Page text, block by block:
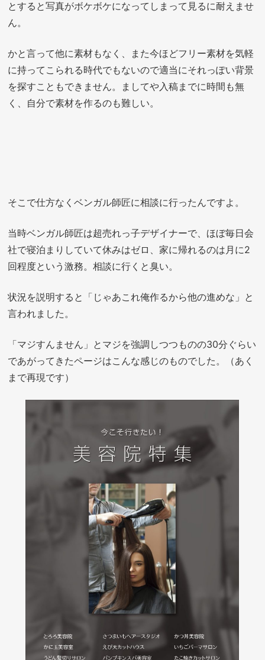
とすると写真がボケボケになってしまって見るに耐えませ
ん。
かと言って他に素材もなく、また今ほどフリー素材を気軽
に持ってこられる時代でもないので適当にそれっぽい背景
を探すこともできません。ましてや入稿までに時間も無
く、自分で素材を作るのも難しい。
そこで仕方なくベンガル師匠に相談に行ったんですよ。
当時ベンガル師匠は超売れっ子デザイナーで、ほぼ毎日会
社で寝泊まりしていて休みはゼロ、家に帰れるのは月に2
回程度という激務。相談に行くと臭い。
状況を説明すると「じゃあこれ俺作るから他の進めな」と
言われました。
「マジすんません」とマジを強調しつつものの30分ぐらい
であがってきたページはこんな感じのものでした。（あく
まで再現です）